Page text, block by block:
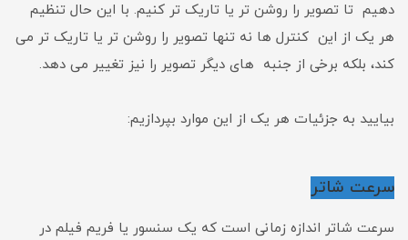
دهیم تا تصویر را روشن تر یا تاریک تر کنیم. با این حال تنظیم
هر یک از این کنترل ها نه تنها تصویر را روشن تر یا تاریک تر می
کند، بلکه برخی از جنبه های دیگر تصویر را نیز تغییر می دهد.
بیایید به جزئیات هر یک از این موارد بپردازیم:
سرعت شاتر
سرعت شاتر اندازه زمانی است که یک سنسور یا فریم فیلم در